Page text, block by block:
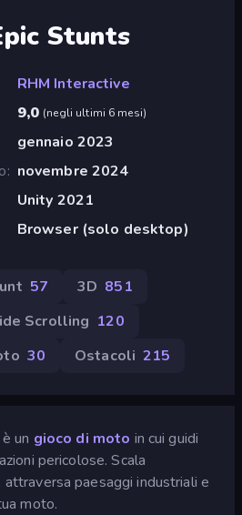
Stunts
RHM Interactive
9,0 (negli ultimi 6 mesi)
gennaio 2023
novembre 2024
Unity 2021
Browser (solo desktop)
57 3D 851
Scrolling 120
30 Ostacoli 215
un gioco di moto in cui guidi
pericolose. Scala
paesaggi industriali e
moto.